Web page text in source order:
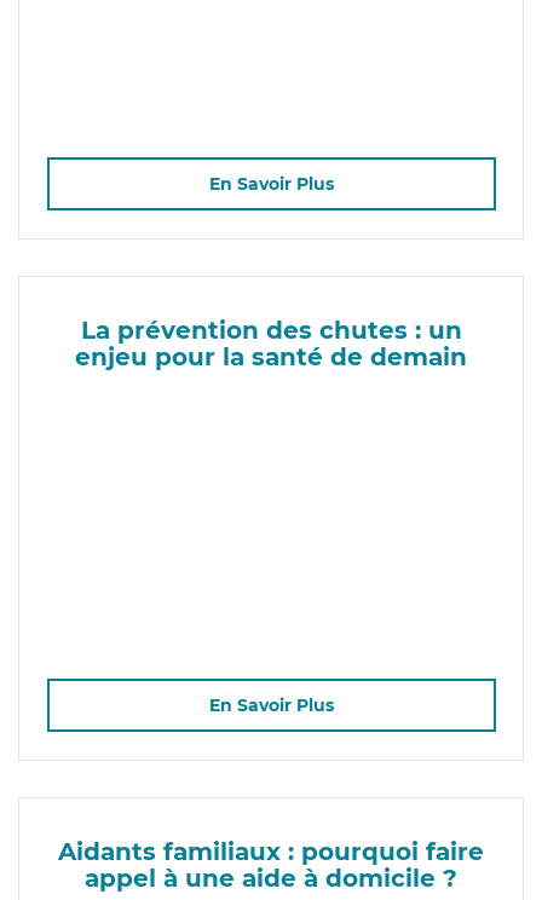
En Savoir Plus
La prévention des chutes : un
enjeu pour la santé de demain
En Savoir Plus
Aidants familiaux : pourquoi faire
appel à une aide à domicile ?